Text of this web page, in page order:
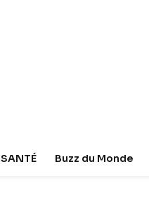
SANTÉ Buzz du Monde